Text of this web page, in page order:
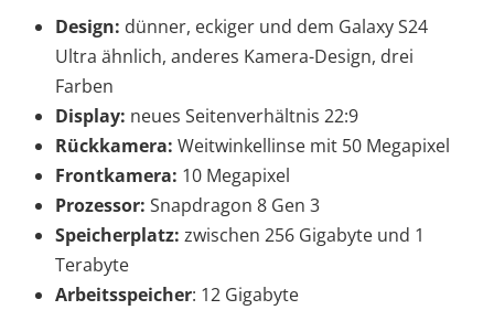
Design: dünner, eckiger und dem Galaxy S24
Ultra ähnlich, anderes Kamera-Design, drei
Farben
Display: neues Seitenverhältnis 22:9
Rückkamera: Weitwinkellinse mit 50 Megapixel
Frontkamera: 10 Megapixel
Prozessor: Snapdragon 8 Gen 3
Speicherplatz: zwischen 256 Gigabyte und 1
Terabyte
Arbeitsspeicher: 12 Gigabyte